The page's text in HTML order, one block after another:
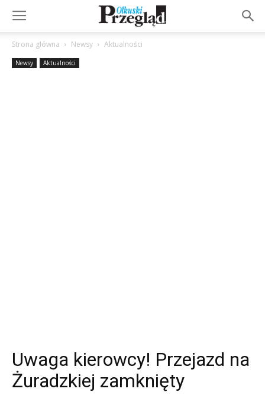
Strona główna Newsy Aktualności
Newsy Aktualności
Uwaga kierowcy! Przejazd na
Żuradzkiej zamknięty